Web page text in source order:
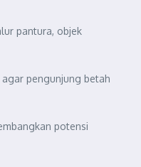
pantura, objek
pengunjung betah
potensi